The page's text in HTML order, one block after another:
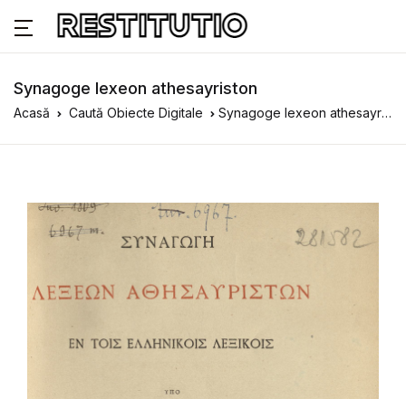
Synagoge lexeon athesayriston
Acasă Caută Obiecte Digitale Synagoge lexeon athesayriston